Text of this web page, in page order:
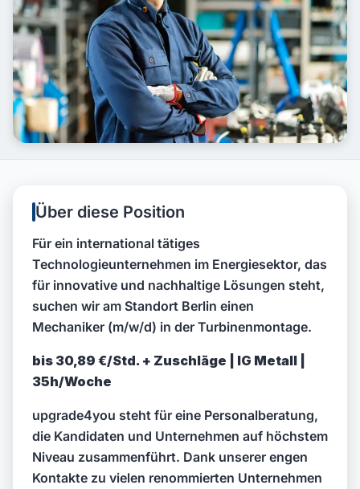
Über diese Position
Für ein international tätiges
Technologieunternehmen im Energiesektor, das
für innovative und nachhaltige Lösungen steht,
suchen wir am Standort Berlin einen
Mechaniker (m/w/d) in der Turbinenmontage.
bis 30,89 €/Std. + Zuschläge | IG Metall |
35h/Woche
upgrade4you steht für eine Personalberatung,
die Kandidaten und Unternehmen auf höchstem
Niveau zusammenführt. Dank unserer engen
Kontakte zu vielen renommierten Unternehmen